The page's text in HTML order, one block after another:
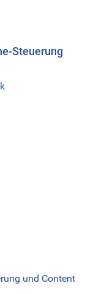
Steuerung